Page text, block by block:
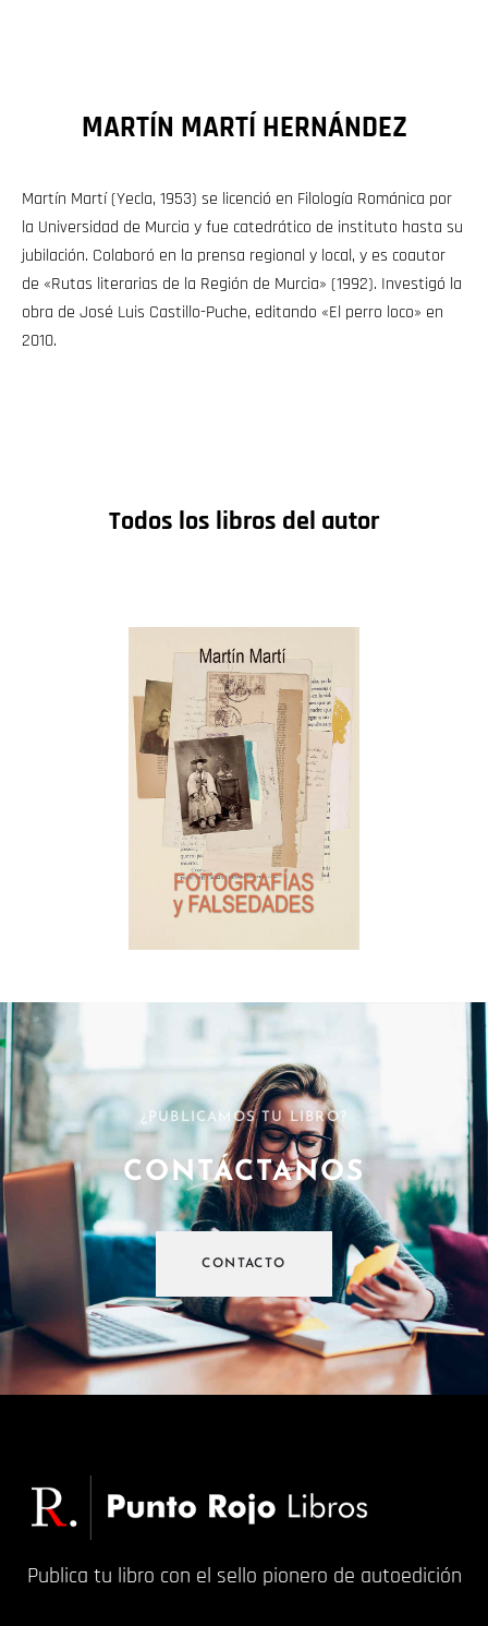
MARTÍN MARTÍ HERNÁNDEZ
Martín Martí (Yecla, 1953) se licenció en Filología Románica por
la Universidad de Murcia y fue catedrático de instituto hasta su
jubilación. Colaboró en la prensa regional y local, y es coautor
de «Rutas literarias de la Región de Murcia» (1992). Investigó la
obra de José Luis Castillo-Puche, editando «El perro loco» en
2010.
Todos los libros del autor
¿PUBLICAMOS TU LIBRO?
CONTÁCTANOS
CONTACTO
Publica tu libro con el sello pionero de autoedición